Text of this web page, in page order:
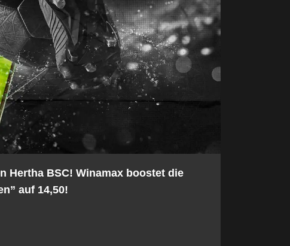
Hertha BSC! Winamax boostet die
auf 14,50!